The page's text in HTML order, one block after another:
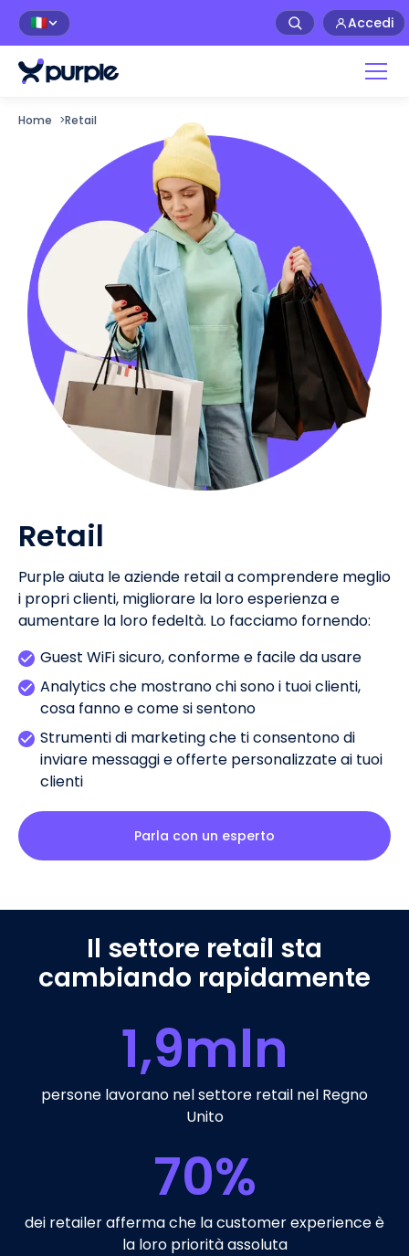
🇮🇹 Accedi
Home >Retail
Retail
Purple aiuta le aziende retail a comprendere meglio
i propri clienti, migliorare la loro esperienza e
aumentare la loro fedeltà. Lo facciamo fornendo:
Guest WiFi sicuro, conforme e facile da usare
Analytics che mostrano chi sono i tuoi clienti,
cosa fanno e come si sentono
Strumenti di marketing che ti consentono di
inviare messaggi e offerte personalizzate ai tuoi
clienti
Parla con un esperto
Il settore retail sta
cambiando rapidamente
1,9mln
persone lavorano nel settore retail nel Regno
Unito
70%
dei retailer afferma che la customer experience è
la loro priorità assoluta